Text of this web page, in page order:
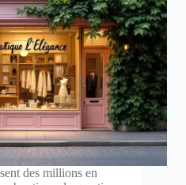
des millions en